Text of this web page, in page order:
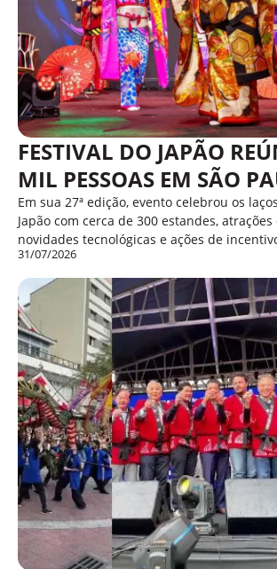
FESTIVAL DO JAPÃO
MIL PESSOAS EM SÃO
Em sua 27ª edição, evento celebrou os
Japão com cerca de 300 estandes,
novidades tecnológicas e ações de
31/07/2026